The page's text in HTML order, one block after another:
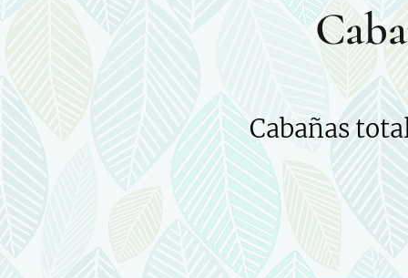
Cabañas